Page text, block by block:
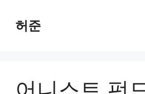
content
허준